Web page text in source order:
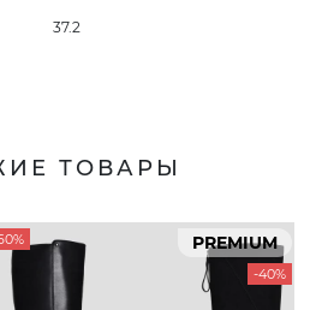
37.2
ТОВАРЫ
PREMIUM
-40%